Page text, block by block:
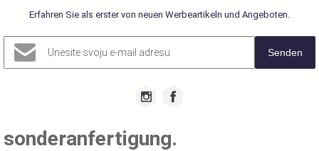
Erfahren Sie als erster von neuen Werbeartikeln und Angeboten.
Senden
sonderanfertigung.